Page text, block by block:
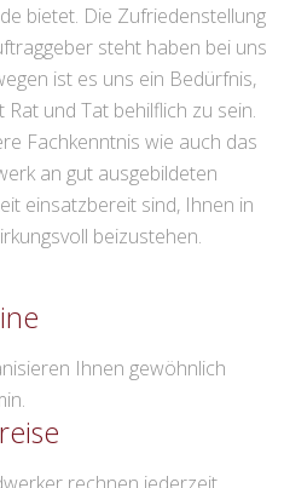
bietet. Die Zufriedenstellung
steht haben bei uns
ist es uns ein Bedürfnis,
und Tat behilflich zu sein.
Fachkenntnis wie auch das
an gut ausgebildeten
einsatzbereit sind, Ihnen in
beizustehen.
Ihnen gewöhnlich